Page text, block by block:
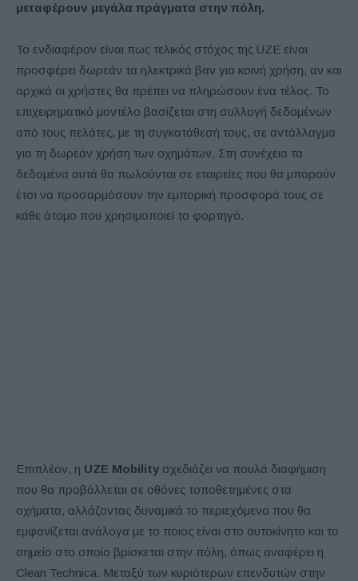
μεταφέρουν μεγάλα πράγματα στην πόλη.
Το ενδιαφέρον είναι πως τελικός στόχος της UZE είναι
προσφέρει δωρεάν τα ηλεκτρικά βαν για κοινή χρήση, αν και
αρχικά οι χρήστες θα πρέπει να πληρώσουν ένα τέλος. Το
επιχειρηματικό μοντέλο βασίζεται στη συλλογή δεδομένων
από τους πελάτες, με τη συγκατάθεσή τους, σε αντάλλαγμα
για τη δωρεάν χρήση των οχημάτων. Στη συνέχεια τα
δεδομένα αυτά θα πωλούνται σε εταιρείες που θα μπορούν
έτσι να προσαρμόσουν την εμπορική προσφορά τους σε
κάθε άτομο που χρησιμοποιεί το φορτηγό.
Επιπλέον, η UZE Mobility σχεδιάζει να πουλά διαφήμιση
που θα προβάλλεται σε οθόνες τοποθετημένες στα
οχήματα, αλλάζοντας δυναμικά το περιεχόμενο που θα
εμφανίζεται ανάλογα με το ποιος είναι στο αυτοκίνητο και το
σημείο στο οποίο βρίσκεται στην πόλη, όπως αναφέρει η
Clean Technica. Μεταξύ των κυριότερων επενδυτών στην